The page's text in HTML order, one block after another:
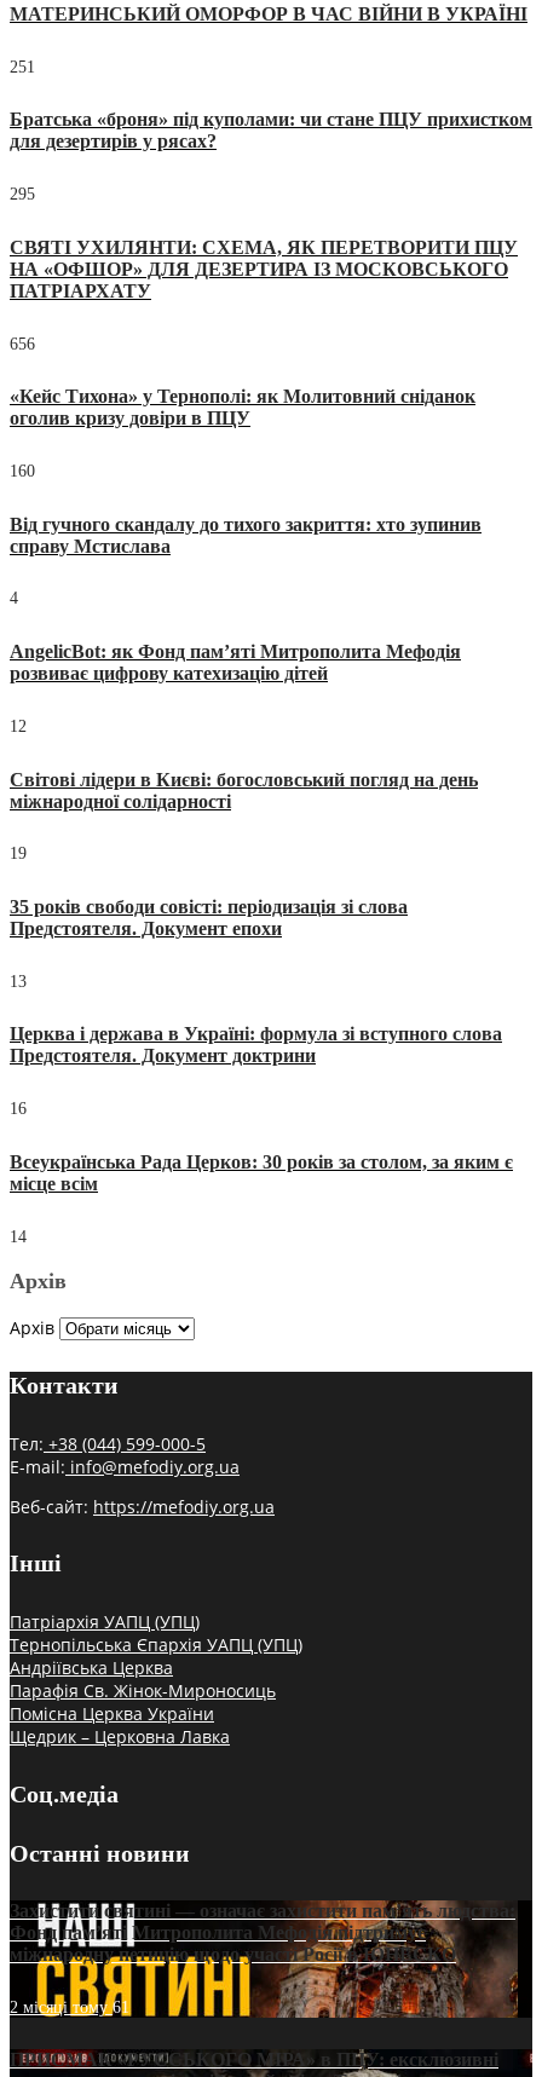
МАТЕРИНСЬКИЙ ОМОРФОР В ЧАС ВІЙНИ В УКРАЇНІ
251
Братська «броня» під куполами: чи стане ПЦУ прихистком
для дезертирів у рясах?
295
СВЯТІ УХИЛЯНТИ: СХЕМА, ЯК ПЕРЕТВОРИТИ ПЦУ
НА «ОФШОР» ДЛЯ ДЕЗЕРТИРА ІЗ МОСКОВСЬКОГО
ПАТРІАРХАТУ
656
«Кейс Тихона» у Тернополі: як Молитовний сніданок
оголив кризу довіри в ПЦУ
160
Від гучного скандалу до тихого закриття: хто зупинив
справу Мстислава
4
AngelicBot: як Фонд пам’яті Митрополита Мефодія
розвиває цифрову катехизацію дітей
12
Світові лідери в Києві: богословський погляд на день
міжнародної солідарності
19
35 років свободи совісті: періодизація зі слова
Предстоятеля. Документ епохи
13
Церква і держава в Україні: формула зі вступного слова
Предстоятеля. Документ доктрини
16
Всеукраїнська Рада Церков: 30 років за столом, за яким є
місце всім
14
Архів
Архів
Контакти
Тел: +38 (044) 599-000-5
E-mail: info@mefodiy.org.ua
Веб-сайт: https://mefodiy.org.ua
Інші
Патріархія УАПЦ (УПЦ)
Тернопільська Єпархія УАПЦ (УПЦ)
Андріївська Церква
Парафія Св. Жінок-Мироносиць
Помісна Церква України
Щедрик – Церковна Лавка
Соц.медіа
Останні новини
Захистити святині — означає захистити пам’ять людства:
Фонд пам’яті Митрополита Мефодія підтримує
міжнародну петицію щодо участі Росії в ЮНЕСКО
2 місяці тому61
ПРИСМАК «РУССЬКОГО МІРА» в ПЦУ: ексклюзивні